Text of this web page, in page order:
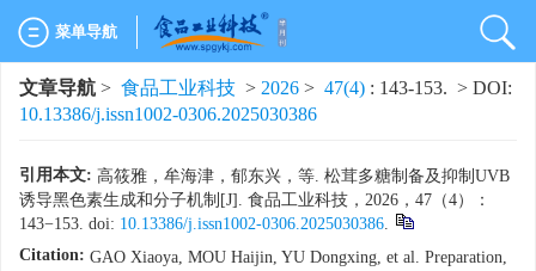
菜单导航
文章导航 > 食品工业科技 > 2026 > 47(4) : 143-153. > DOI:
10.13386/j.issn1002-0306.2025030386
引用本文: 高筱雅，牟海津，郁东兴，等. 松茸多糖制备及抑制UVB
诱导黑色素生成和分子机制[J]. 食品工业科技，2026，47（4）：
143−153. doi: 10.13386/j.issn1002-0306.2025030386.
Citation: GAO Xiaoya, MOU Haijin, YU Dongxing, et al. Preparation,